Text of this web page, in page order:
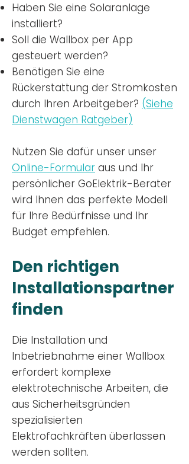
Haben Sie eine Solaranlage
installiert?
Soll die Wallbox per App
gesteuert werden?
Benötigen Sie eine
Rückerstattung der Stromkosten
durch Ihren Arbeitgeber? (Siehe
Dienstwagen Ratgeber)
Nutzen Sie dafür unser unser
Online-Formular aus und Ihr
persönlicher GoElektrik-Berater
wird Ihnen das perfekte Modell
für Ihre Bedürfnisse und Ihr
Budget empfehlen.
Den richtigen
Installationspartner
finden
Die Installation und
Inbetriebnahme einer Wallbox
erfordert komplexe
elektrotechnische Arbeiten, die
aus Sicherheitsgründen
spezialisierten
Elektrofachkräften überlassen
werden sollten.